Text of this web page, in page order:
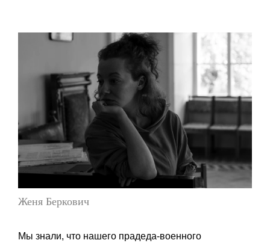
Женя Беркович
Мы знали, что нашего прадеда-военного